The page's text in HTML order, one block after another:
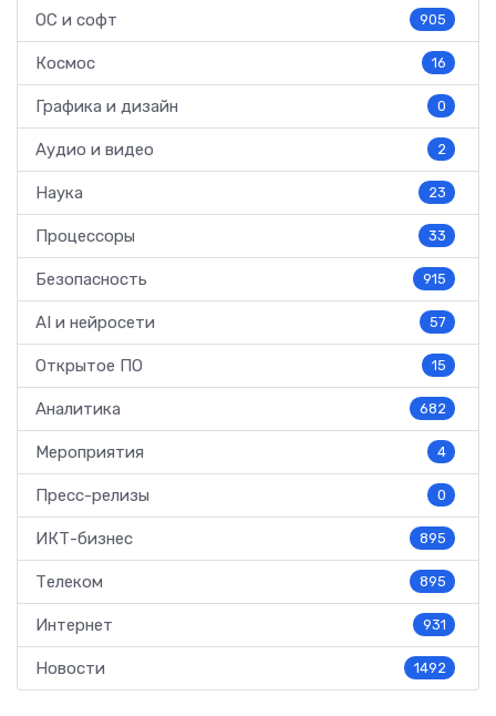
ОС и софт 905
Космос 16
Графика и дизайн 0
Аудио и видео 2
Наука 23
Процессоры 33
Безопасность 915
AI и нейросети 57
Открытое ПО 15
Аналитика 682
Мероприятия 4
Пресс-релизы 0
ИКТ-бизнес 895
Телеком 895
Интернет 931
Новости 1492